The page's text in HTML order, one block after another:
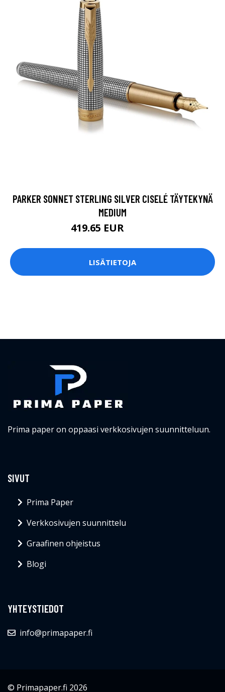
PARKER SONNET STERLING SILVER CISELÉ TÄYTEKYNÄ
MEDIUM
419.65 EUR
LISÄTIETOJA
Prima paper on oppaasi verkkosivujen suunnitteluun.
SIVUT
Prima Paper
Verkkosivujen suunnittelu
Graafinen ohjeistus
Blogi
YHTEYSTIEDOT
info@primapaper.fi
© Primapaper.fi 2026